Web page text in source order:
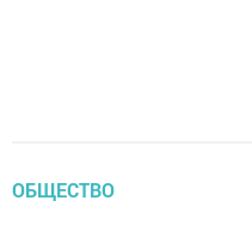
ОБЩЕСТВО